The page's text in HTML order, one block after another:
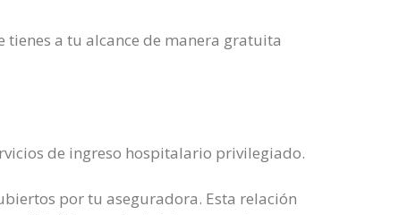
a tu alcance de manera gratuita
de ingreso hospitalario privilegiado.
por tu aseguradora. Esta relación